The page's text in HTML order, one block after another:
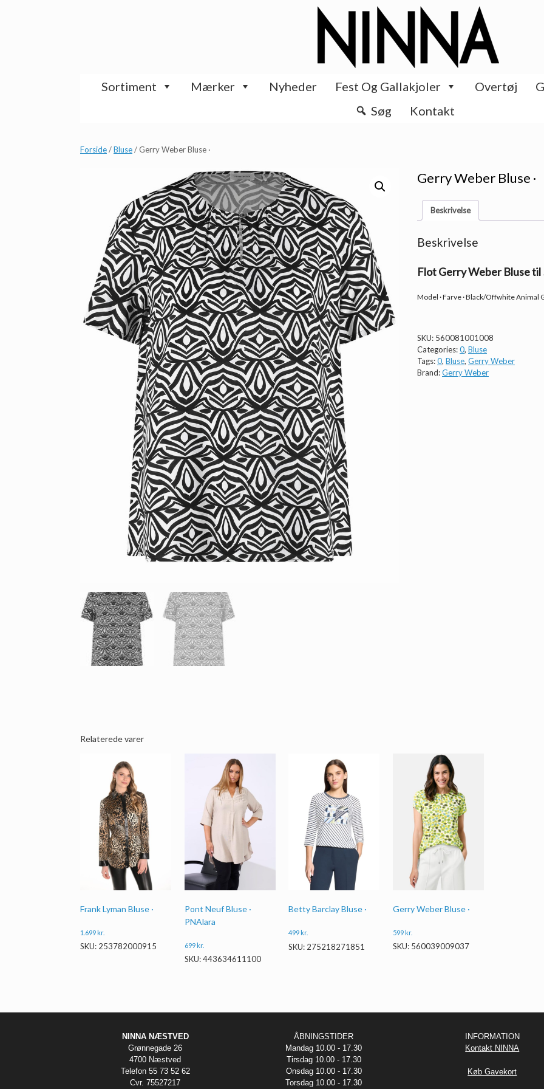
Sortiment Mærker Nyheder Fest Og Gallakjoler Overtøj
Søg
Kontakt
Forside/Bluse/ Gerry Weber Bluse ·
Gerry Weber Bluse ·
Beskrivelse
Beskrivelse
Flot Gerry Weber Bluse til
Model · Farve · Black/Offwhite Animal
SKU: 560081001008
Categories:0, Bluse
Tags:0, Bluse, Gerry Weber
Brand:Gerry Weber
Relaterede varer
Frank Lyman Bluse ·
1.699kr.
SKU: 253782000915
Pont Neuf Bluse ·
PNAlara
699kr.
SKU: 443634611100
Betty Barclay Bluse ·
499 kr.
SKU: 275218271851
Gerry Weber Bluse ·
599kr.
SKU: 560039009037
NINNA NÆSTVED
Grønnegade 26
4700 Næstved
Telefon 55 73 52 62
Cvr. 75527217
ÅBNINGSTIDER
Mandag 10.00 - 17.30
Tirsdag 10.00 - 17.30
Onsdag 10.00 - 17.30
Torsdag 10.00 - 17.30
INFORMATION
Kontakt NINNA
Køb Gavekort